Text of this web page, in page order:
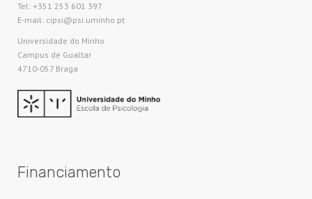
Tel: +351 253 601 397
E-mail: cipsi@psi.uminho.pt
Universidade do Minho​
Campus de Gualtar
4710-057 Braga
Financiamento